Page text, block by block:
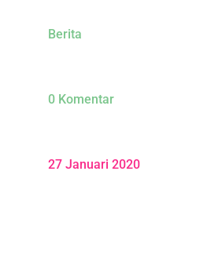
Berita
0 Komentar
27 Januari 2020